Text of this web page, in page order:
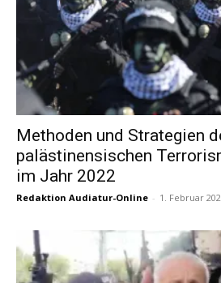
Methoden und Strategien
palästinensischen
im Jahr 2022
Redaktion Audiatur-Online - 1. Februar